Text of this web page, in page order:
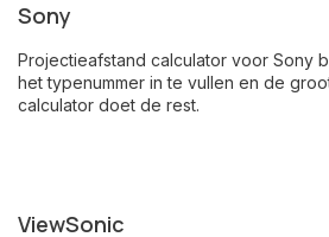
Sony
Projectieafstand calculator voor Sony
het typenummer in te vullen en de
calculator doet de rest.
ViewSonic